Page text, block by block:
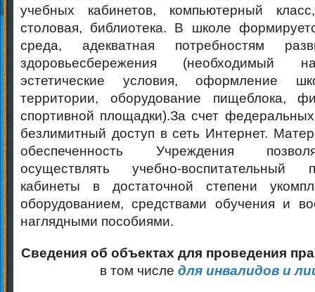
учебных кабинетов, компьютерный
столовая, библиотека. В школе
среда, адекватная потребностям
здоровьесбережения (необходимый
эстетические условия, оформление
территории, оборудование пищеблока,
спортивной площадки).За счет
безлимитный доступ в сеть Интернет.
обеспеченность Учреждения
осуществлять учебно-воспитательный
кабинеты в достаточной степени
оборудованием, средствами обучения и
наглядными пособиями.
Сведения об объектах для проведения
в том числе для инвалидов и